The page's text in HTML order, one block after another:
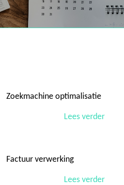
Zoekmachine optimalisatie
Lees verder
Factuur verwerking
Lees verder